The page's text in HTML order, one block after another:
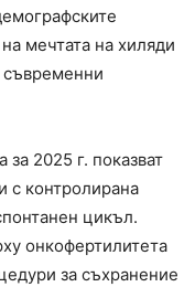
мечтата на хиляди
съвременни
2025 г. показват
с контролирана
цикъл.
онкофертилитета
за съхранение